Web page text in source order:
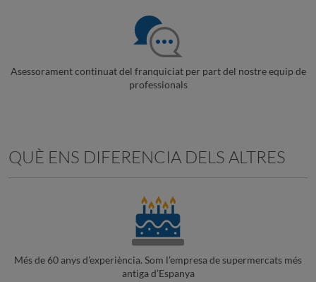
Asessorament continuat del franquiciat per part del nostre equip de
professionals
QUÈ ENS DIFERENCIA DELS ALTRES
Més de 60 anys d’experiència. Som l’empresa de supermercats més
antiga d’Espanya